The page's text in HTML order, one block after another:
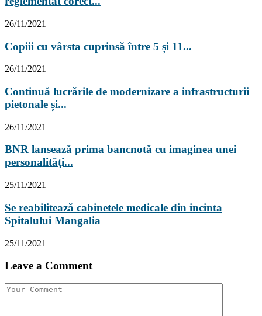
26/11/2021
Copiii cu vârsta cuprinsă între 5 și 11...
26/11/2021
Continuă lucrările de modernizare a infrastructurii
pietonale și...
26/11/2021
BNR lansează prima bancnotă cu imaginea unei
personalităţi...
25/11/2021
Se reabilitează cabinetele medicale din incinta
Spitalului Mangalia
25/11/2021
Leave a Comment